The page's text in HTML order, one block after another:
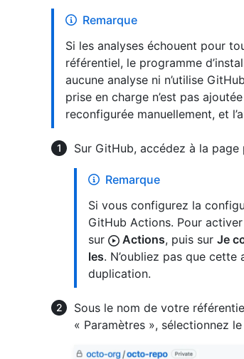
Remarque
Si les analyses échouent pour
référentiel, le programme
aucune analyse ni n’utilise
prise en charge n’est pas
reconfigurée manuellement, et
Sur GitHub, accédez à la
Remarque
Si vous configurez la
GitHub Actions. Pour
sur
Actions, puis sur Je
les. N’oubliez pas que
duplication.
Sous le nom de votre
« Paramètres », sélectionnez